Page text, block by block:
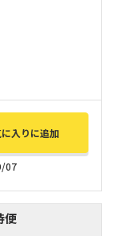
入りに追加
07
便